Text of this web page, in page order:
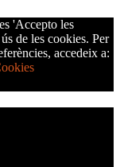
'Accepto les
de les cookies. Per
accedeix a: